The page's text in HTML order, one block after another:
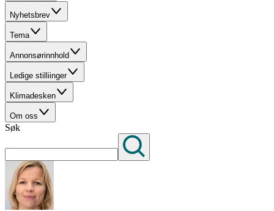
Nyhetsbrev
Tema
Annonsørinnhold
Ledige stilliinger
Klimadesken
Om oss
Søk